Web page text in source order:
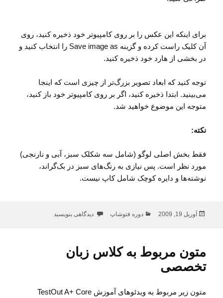
برای اینکه این عکس را بر روی کامپیوتر خود ذخیره کنید، روی
آن کلیک راست کرده و گزینه Save image as را انتخاب کنید و
در بخشی از هارد خود ذخیره کنید.
توجه کنید که ابعاد تصویر بزرگ‌تر از چیزی است که اینجا
می‌بینید. ابتدا ذخیره کنید، اگر بر روی کامپیوتر خود باز کنید،
متوجه این موضوع خواهید شد.
نکته:
فقط بخش اصلی لوگو (شامل سه شکلک سبز، آبی و نارنجی)
مورد نظر است. پس نیازی به رنگ‌های سبز در بک‌گراند،
نوشته‌ها و دایره کوچک شامل کاپ نیست.
ارسال
آوریل 19, 2009 دسته‌ها
دوره فتوشاپ برای تمرین اول: طراحی لوگوی WorldCup 2006
دیدگاهی بنویسید
متون مربوط به کلاس زبان
تخصصی
متون زیر مربوط به ویدئوهای آموزش TestOut A+ Core